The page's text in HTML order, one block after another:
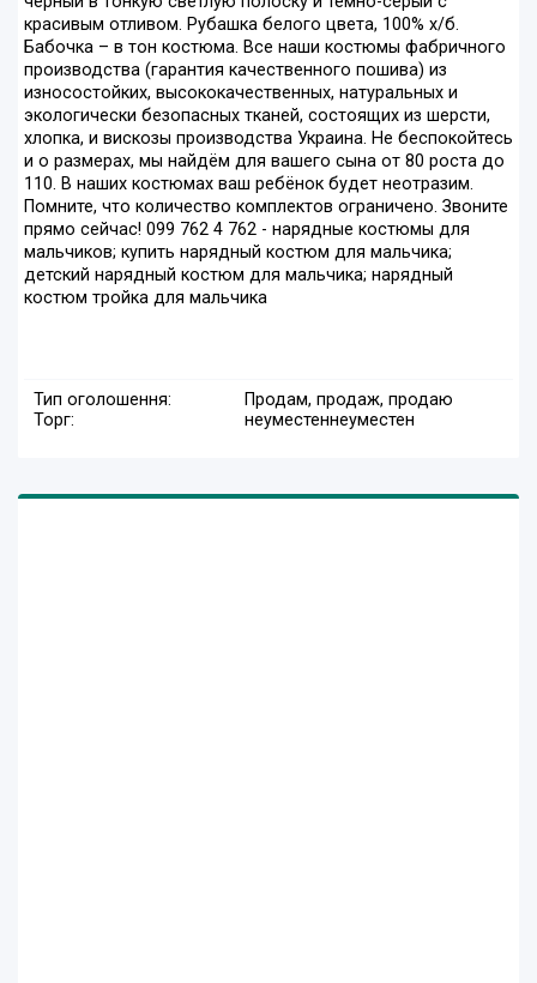
красивым отливом. Рубашка белого цвета, 100% х/б.
Бабочка – в тон костюма. Все наши костюмы фабричного
производства (гарантия качественного пошива) из
износостойких, высококачественных, натуральных и
экологически безопасных тканей, состоящих из шерсти,
хлопка, и вискозы производства Украина. Не беспокойтесь
и о размерах, мы найдём для вашего сына от 80 роста до
110. В наших костюмах ваш ребёнок будет неотразим.
Помните, что количество комплектов ограничено. Звоните
прямо сейчас! 099 762 4 762 - нарядные костюмы для
мальчиков; купить нарядный костюм для мальчика;
детский нарядный костюм для мальчика; нарядный
костюм тройка для мальчика
Тип оголошення:
Продам, продаж, продаю
Торг:
неуместеннеуместен